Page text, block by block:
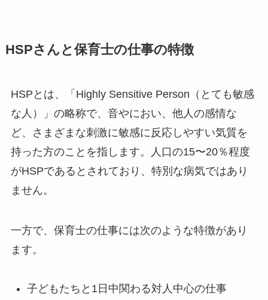
HSPさんと保育士の仕事の特徴
HSPとは、「Highly Sensitive Person（とても敏感
な人）」の略称で、音やにおい、他人の感情な
ど、さまざまな刺激に敏感に反応しやすい気質を
持った方のことを指します。人口の15〜20％程度
がHSPであるとされており、特別な病気ではあり
ません。
一方で、保育士の仕事には次のような特徴があり
ます。
子どもたちと1日中関わる対人中心の仕事